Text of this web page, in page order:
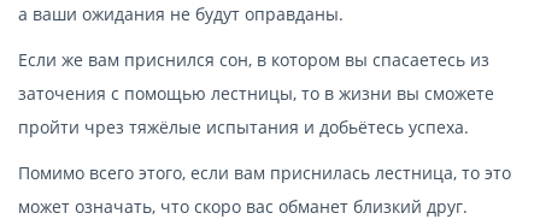
а ваши ожидания не будут оправданы.
Если же вам приснился сон, в котором вы спасаетесь из
заточения с помощью лестницы, то в жизни вы сможете
пройти чрез тяжёлые испытания и добьётесь успеха.
Помимо всего этого, если вам приснилась лестница, то это
может означать, что скоро вас обманет близкий друг.